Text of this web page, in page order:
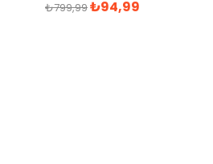
₺799,99₺94,99